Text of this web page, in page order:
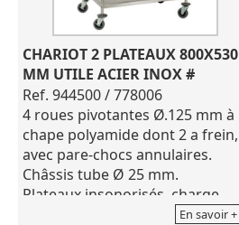
CHARIOT 2 PLATEAUX 800X530
MM UTILE ACIER INOX #
Ref. 944500 / 778006
4 roues pivotantes Ø.125 mm à
chape polyamide dont 2 a frein,
avec pare-chocs annulaires.
Châssis tube Ø 25 mm.
Plateaux insonorisés, charge
maximale 50 kg par plateau.
En savoir +